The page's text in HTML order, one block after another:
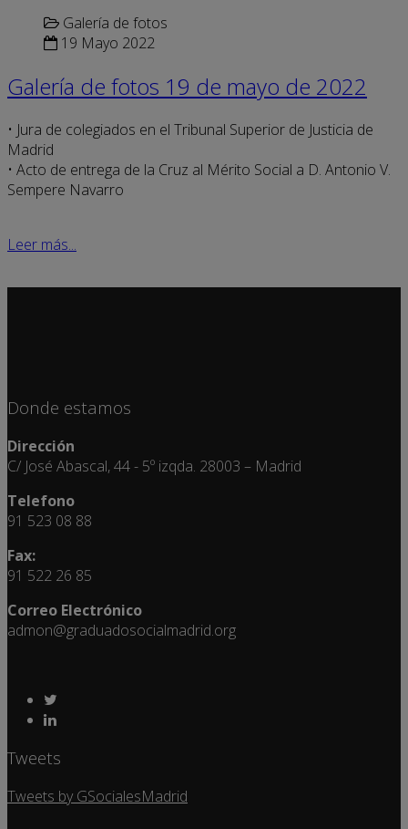
Galería de fotos
19 Mayo 2022
Galería de fotos 19 de mayo de 2022
• Jura de colegiados en el Tribunal Superior de Justicia de
Madrid
• Acto de entrega de la Cruz al Mérito Social a D. Antonio V.
Sempere Navarro
Leer más...
Donde estamos
Dirección
C/ José Abascal, 44 - 5º izqda. 28003 – Madrid
Telefono
91 523 08 88
Fax:
91 522 26 85
Correo Electrónico
admon@graduadosocialmadrid.org
Tweets
Tweets by GSocialesMadrid